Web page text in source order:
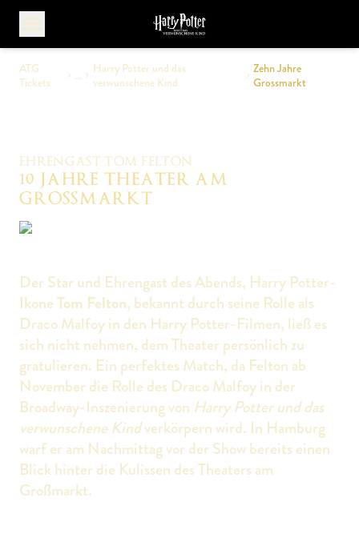
Menü öffnen
10 JAHRE THEATER AM
GROSSMARKT
EHRENGAST TOM FELTON
Der Star und Ehrengast des Abends, Harry Potter-
IkoneTom Felton, bekannt durch seine Rolle als
Draco Malfoy in den Harry Potter-Filmen, ließ es
sich nicht nehmen, dem Theater persönlich zu
gratulieren. Ein perfektes Match, da Felton ab
November die Rolle des Draco Malfoy in der
Broadway-Inszenierung von Harry Potter und das
verwunschene Kindverkörpern wird. In Hamburg
warf er am Nachmittag vor der Show bereits einen
Blick hinter die Kulissen des Theaters am
Großmarkt.
ATG
Tickets
...
Harry Potter und das
verwunschene Kind
Zehn Jahre
Grossmarkt